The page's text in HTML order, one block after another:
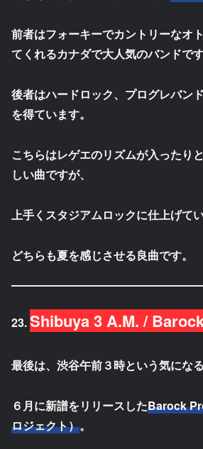
前者はフォーキーでカントリーなオ
てくれるカナダで大人気のバンドです
後者はハードロック、プログレバン
を得ています。
こちらはレゲエのリズムが入ったりと
しい曲ですが、
上手くスタジアムロックに仕上げてい
どちらも夏を感じさせる良曲です。
23.Shibuya 3 A.M. /
最後は、渋谷午前３時という気になる
６月に新譜をリリースしたBarock
ロジェクト）。